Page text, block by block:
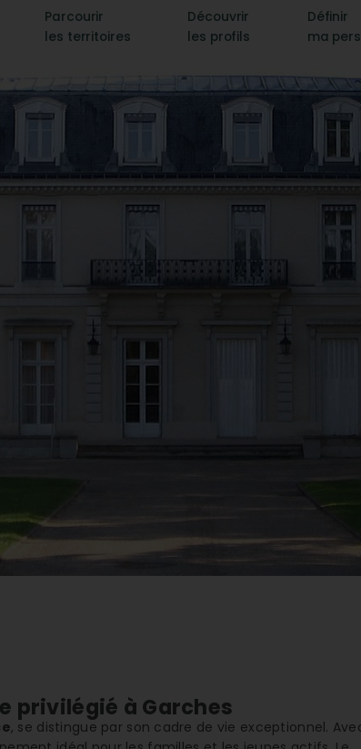
Parcourir
les territoires
Découvrir
les profils
Définir
ma
privilégié à Garches
, se distingue par son cadre de vie exceptionnel.